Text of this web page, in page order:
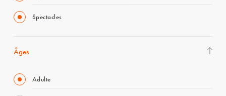
Spectacles
Âges
Adulte